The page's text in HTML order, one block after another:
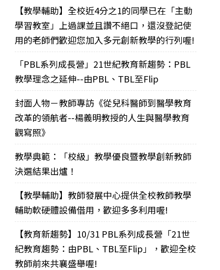
【教學輔助】全校近4分之1的同學已在「主動
學習教室」上過課並且讚不絕口，還沒登記使
用的老師們歡迎您加入多元創新教學的行列喔!
「PBL系列成長營」21世紀教育新趨勢：PBL
教學理念之延伸--由PBL、TBL至Flip
封面人物－教師專訪《從兒科醫師到醫學教育
改革的領航者--楊義明教授的人生與醫學教育
觀寫照》
教學典範：「校級」教學優良暨教學創新教師
決選結果出爐！
【教學輔助】教師發展中心提供全校教師教學
輔助軟硬體設備借用，歡迎多多利用喔!
【教育新趨勢】10/31 PBL系列成長營「21世
紀教育趨勢：由PBL、TBL至Flip」，歡迎全校
教師前來共襄盛舉喔!